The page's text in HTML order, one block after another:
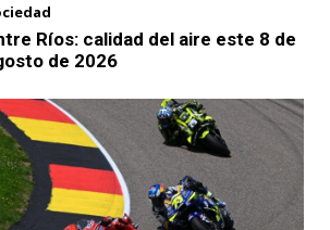
Ríos: calidad del aire este 8 de
de 2026